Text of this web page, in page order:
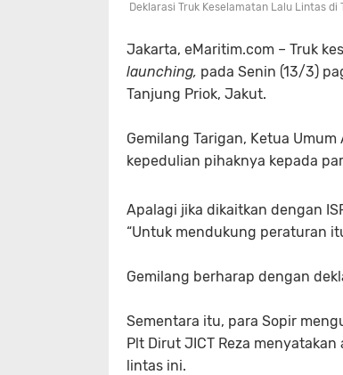
Deklarasi Truk Keselamatan Lalu Lintas di
Jakarta, eMaritim.com – Truk
launching, pada Senin (13/3)
Tanjung Priok, Jakut.
Gemilang Tarigan, Ketua
kepedulian pihaknya kepada
Apalagi jika dikaitkan dengan
“Untuk mendukung peraturan
Gemilang berharap dengan
Sementara itu, para Sopir
Plt Dirut JICT Reza
lintas ini.